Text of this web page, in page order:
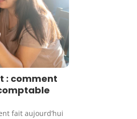
: comment
fait aujourd’hui